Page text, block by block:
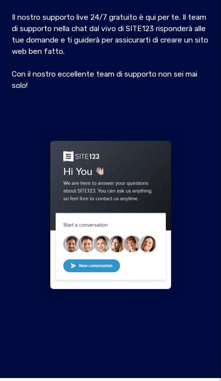
Il nostro supporto live 24/7 gratuito è qui per te. Il team
di supporto nella chat dal vivo di SITE123 risponderà alle
tue domande e ti guiderà per assicurarti di creare un sito
web ben fatto.
Con il nostro eccellente team di supporto non sei mai
solo!